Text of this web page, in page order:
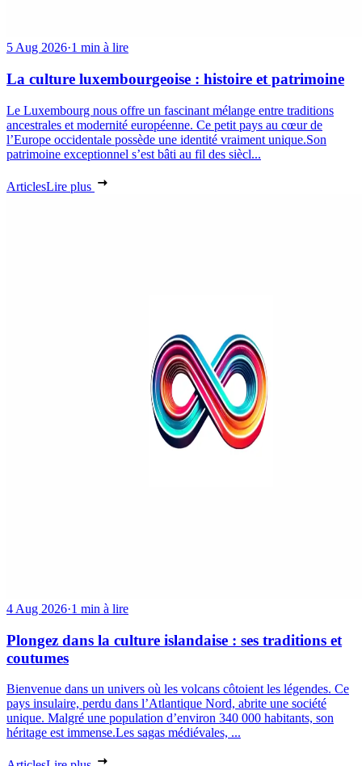
5 Aug 2026·1 min à lire
La culture luxembourgeoise : histoire et patrimoine
Le Luxembourg nous offre un fascinant mélange entre traditions
ancestrales et modernité européenne. Ce petit pays au cœur de
l’Europe occidentale possède une identité vraiment unique.Son
patrimoine exceptionnel s’est bâti au fil des siècl...
ArticlesLire plus
4 Aug 2026·1 min à lire
Plongez dans la culture islandaise : ses traditions et
coutumes
Bienvenue dans un univers où les volcans côtoient les légendes. Ce
pays insulaire, perdu dans l’Atlantique Nord, abrite une société
unique. Malgré une population d’environ 340 000 habitants, son
héritage est immense.Les sagas médiévales, ...